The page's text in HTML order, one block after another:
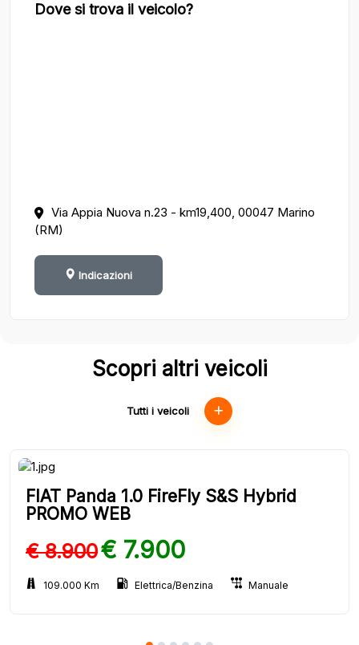
Dove si trova il veicolo?
Via Appia Nuova n.23 - km19,400, 00047 Marino
(RM)
Indicazioni
Scopri altri veicoli
Tutti i veicoli
FIAT Panda 1.0 FireFly S&S Hybrid
PROMO WEB
€ 8.900€ 7.900
109.000 Km Elettrica/Benzina Manuale